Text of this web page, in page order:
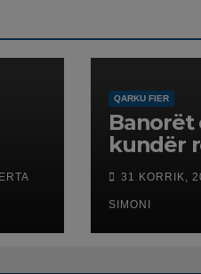
QARKU FIER
Banorët
kundër
31 KORRIK,
SIMONI